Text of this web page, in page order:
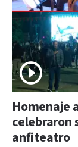
Homenaje
celebraron
anfiteatro